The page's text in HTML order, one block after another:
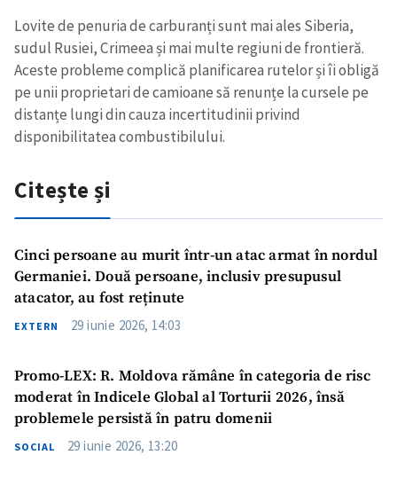
Lovite de penuria de carburanți sunt mai ales Siberia,
sudul Rusiei, Crimeea și mai multe regiuni de frontieră.
Aceste probleme complică planificarea rutelor și îi obligă
pe unii proprietari de camioane să renunțe la cursele pe
distanțe lungi din cauza incertitudinii privind
disponibilitatea combustibilului.
Citește și
Cinci persoane au murit într-un atac armat în nordul
Germaniei. Două persoane, inclusiv presupusul
atacator, au fost reținute
EXTERN 29 iunie 2026, 14:03
Promo-LEX: R. Moldova rămâne în categoria de risc
moderat în Indicele Global al Torturii 2026, însă
problemele persistă în patru domenii
SOCIAL 29 iunie 2026, 13:20